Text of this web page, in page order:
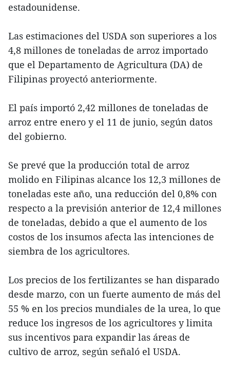
estadounidense.
Las estimaciones del USDA son superiores a los
4,8 millones de toneladas de arroz importado
que el Departamento de Agricultura (DA) de
Filipinas proyectó anteriormente.
El país importó 2,42 millones de toneladas de
arroz entre enero y el 11 de junio, según datos
del gobierno.
Se prevé que la producción total de arroz
molido en Filipinas alcance los 12,3 millones de
toneladas este año, una reducción del 0,8% con
respecto a la previsión anterior de 12,4 millones
de toneladas, debido a que el aumento de los
costos de los insumos afecta las intenciones de
siembra de los agricultores.
Los precios de los fertilizantes se han disparado
desde marzo, con un fuerte aumento de más del
55 % en los precios mundiales de la urea, lo que
reduce los ingresos de los agricultores y limita
sus incentivos para expandir las áreas de
cultivo de arroz, según señaló el USDA.